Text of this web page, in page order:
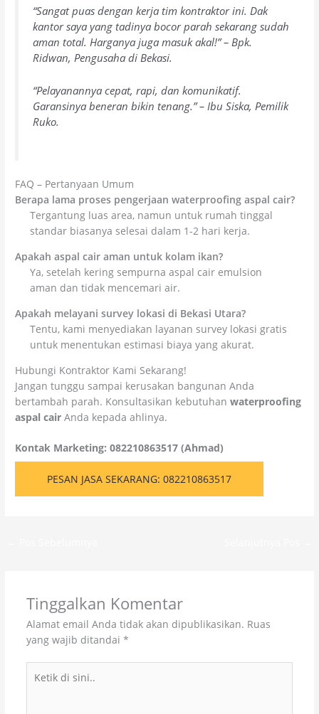
“Sangat puas dengan kerja tim kontraktor ini. Dak
kantor saya yang tadinya bocor parah sekarang sudah
aman total. Harganya juga masuk akal!” – Bpk.
Ridwan, Pengusaha di Bekasi.
“Pelayanannya cepat, rapi, dan komunikatif.
Garansinya beneran bikin tenang.” – Ibu Siska, Pemilik
Ruko.
FAQ – Pertanyaan Umum
Berapa lama proses pengerjaan waterproofing aspal cair?
Tergantung luas area, namun untuk rumah tinggal
standar biasanya selesai dalam 1-2 hari kerja.
Apakah aspal cair aman untuk kolam ikan?
Ya, setelah kering sempurna aspal cair emulsion
aman dan tidak mencemari air.
Apakah melayani survey lokasi di Bekasi Utara?
Tentu, kami menyediakan layanan survey lokasi gratis
untuk menentukan estimasi biaya yang akurat.
Hubungi Kontraktor Kami Sekarang!
Jangan tunggu sampai kerusakan bangunan Anda
bertambah parah. Konsultasikan kebutuhanwaterproofing
aspal cair Anda kepada ahlinya.
Kontak Marketing: 082210863517 (Ahmad)
PESAN JASA SEKARANG: 082210863517
Tinggalkan Komentar
Alamat email Anda tidak akan dipublikasikan. Ruas
yang wajib ditandai *